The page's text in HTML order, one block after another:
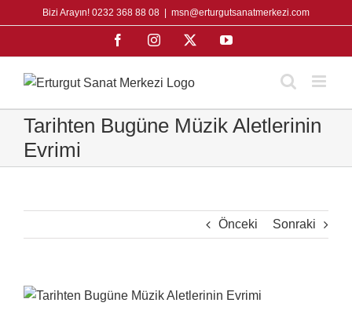
to
Bizi Arayın! 0232 368 88 08 msn@erturgutsanatmerkezi.com
FacebookInstagram YouTube
Tarihten Bugüne Müzik Aletlerinin
Evrimi
Önceki Sonraki
View